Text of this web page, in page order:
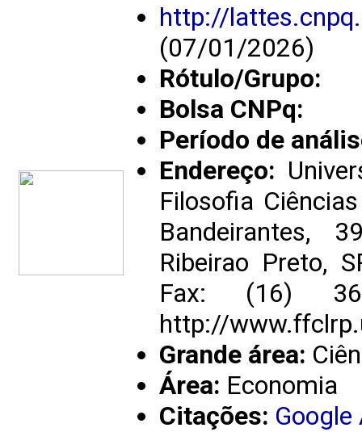
http://
(07/01/2026)
Rótulo/Grupo:
Bolsa CNPq:
Período de
Endereço:
Filosofia
Bandeirantes,
Ribeirao Preto,
Fax: (16)
http://
Grande área:
Área: Economia
Citações: